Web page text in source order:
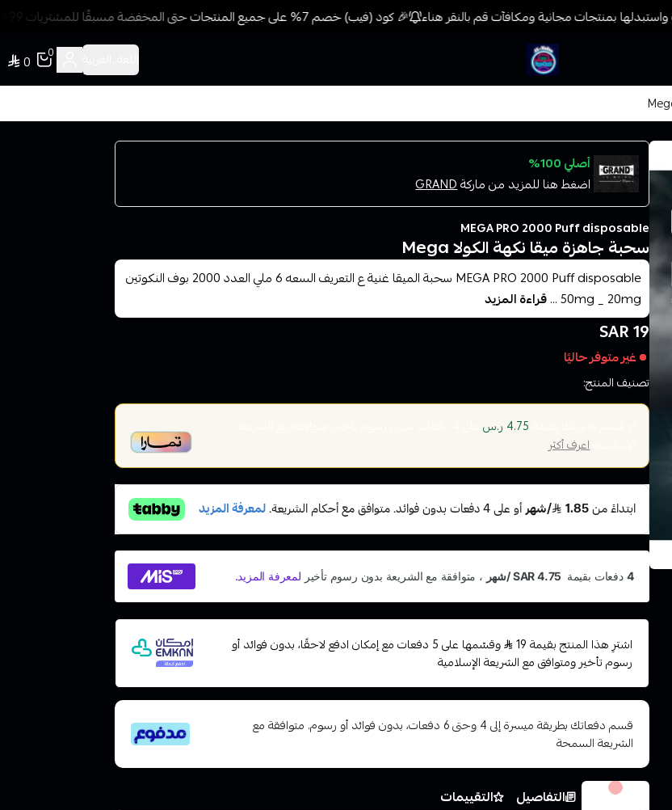
بمنتجات مجانية ومكافآت قم بالنقر هناء 🎉 كود (فيب) خصم 7% على جميع المنتجات حتى المخفضة مسبقًا للمشتريات 499 ريال + شحن وتوصيل مجاني
فيب المدينة
0
0
أصلي 100%
اضغط هنا للمزيد من ماركةGRAND
MEGA PRO 2000 Puff disposable
سحبة جاهزة ميقا نكهة الكولا Mega
MEGA PRO 2000 Puff disposable سحبة الميقا غنية ع التعريف السعه 6 ملي العدد 2000 بوف النكوتين
50mg _ 20mg ...
قراءة المزيد
19 SAR
غير متوفر حاليًا
تصنيف المنتج:
4.75 ر.س على
الإسلاميةاعرف أكثر
اشترِ هذا المنتج بقيمة 19
وقسّمها على 5 دفعات مع إمكان ادفع لاحقًا، بدون فوائد أو
رسوم تأخير ومتوافق مع الشريعة الإسلامية
قسم دفعاتك بطريقة ميسرة إلى 4 وحتى 6 دفعات، بدون فوائد أو رسوم. متوافقة مع
الشريعة السمحة
الخيارات التفاصيل التقييمات